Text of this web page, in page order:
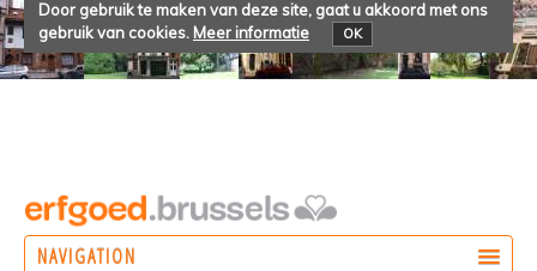
Door gebruik te maken van deze site, gaat u akkoord met ons
gebruik van cookies. Meer informatie OK
NAVIGATION